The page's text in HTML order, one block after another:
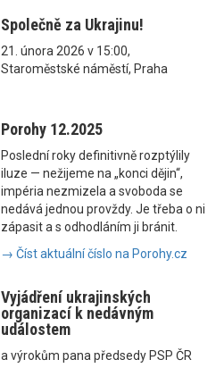
Společně za Ukrajinu!
21. února 2026 v 15:00,
Staroměstské náměstí, Praha
Porohy 12.2025
Poslední roky definitivně rozptýlily
iluze — nežijeme na „konci dějin“,
impéria nezmizela a svoboda se
nedává jednou provždy. Je třeba o ni
zápasit a s odhodláním ji bránit.
→ Číst aktuální číslo na Porohy.cz
Vyjádření ukrajinských
organizací k nedávným
událostem
a výrokům pana předsedy PSP ČR